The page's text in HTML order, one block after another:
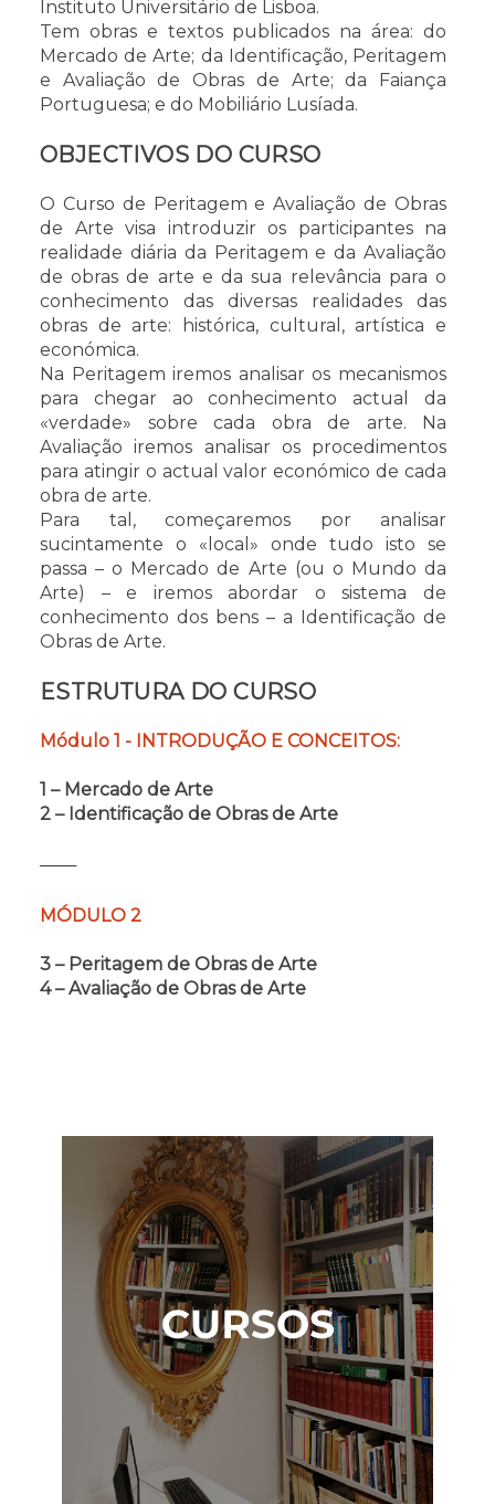
Instituto Universitário de Lisboa.
Tem obras e textos publicados na área: do
Mercado de Arte; da Identificação, Peritagem
e Avaliação de Obras de Arte; da Faiança
Portuguesa; e do Mobiliário Lusíada.
OBJECTIVOS DO CURSO
O Curso de Peritagem e Avaliação de Obras
de Arte visa introduzir os participantes na
realidade diária da Peritagem e da Avaliação
de obras de arte e da sua relevância para o
conhecimento das diversas realidades das
obras de arte: histórica, cultural, artística e
económica.
Na Peritagem iremos analisar os mecanismos
para chegar ao conhecimento actual da
«verdade» sobre cada obra de arte. Na
Avaliação iremos analisar os procedimentos
para atingir o actual valor económico de cada
obra de arte.
Para tal, começaremos por analisar
sucintamente o «local» onde tudo isto se
passa – o Mercado de Arte (ou o Mundo da
Arte) – e iremos abordar o sistema de
conhecimento dos bens – a Identificação de
Obras de Arte.
ESTRUTURA DO CURSO
Módulo 1 - INTRODUÇÃO E CONCEITOS:
1 – Mercado de Arte
2 – Identificação de Obras de Arte
───
MÓDULO 2
3 – Peritagem de Obras de Arte
4 – Avaliação de Obras de Arte